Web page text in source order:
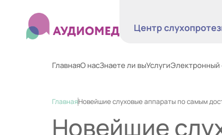
Центр
ГлавнаяО насЗнаете ли выУслугиЭлектронный
ГлавнаяНовейшие слуховые аппараты по самым
Новейшие